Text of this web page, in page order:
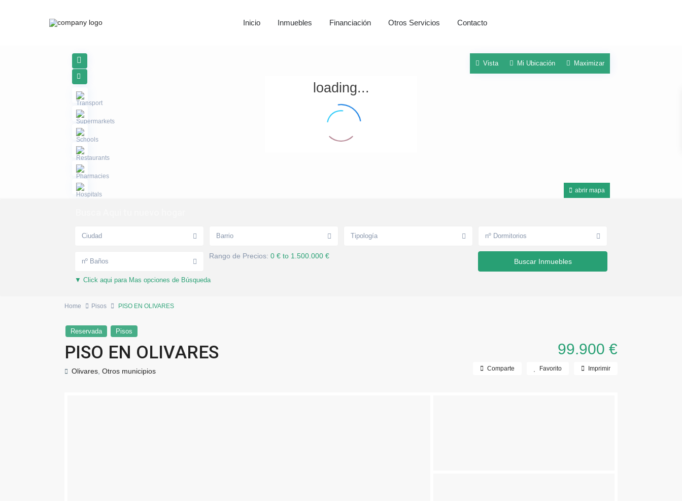
Inicio Inmuebles Financiación Otros Servicios Contacto
loading...
abrir mapa
Vista Mi Ubicación Maximizar
Ciudad Barrio Tipología nº Dormitorios
nº Baños
Rango de Precios: 0 € to 1.500.000 €
▼ Click aqui para Mas opciones de Búsqueda
Home Pisos PISO EN OLIVARES
Reservada Pisos
PISO EN OLIVARES 99.900 €
Olivares Otros municipios Comparte Favorito Imprimir